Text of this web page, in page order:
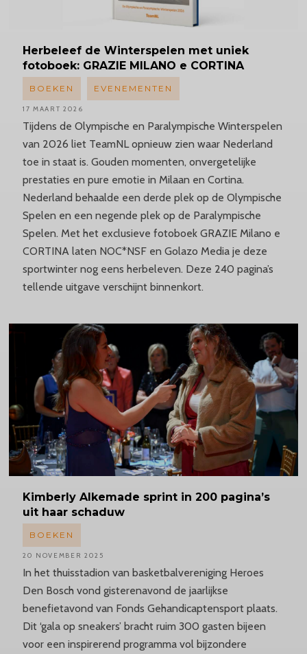
Herbeleef de Winterspelen met uniek
fotoboek: GRAZIE MILANO e CORTINA
Tijdens de Olympische en Paralympische Winterspelen
van 2026 liet TeamNL opnieuw zien waar Nederland
toe in staat is. Gouden momenten, onvergetelijke
prestaties en pure emotie in Milaan en Cortina.
Nederland behaalde een derde plek op de Olympische
Spelen en een negende plek op de Paralympische
Spelen. Met het exclusieve fotoboek GRAZIE Milano e
CORTINA laten NOC*NSF en Golazo Media je deze
sportwinter nog eens herbeleven. Deze 240 pagina’s
tellende uitgave verschijnt binnenkort.
BOEKEN EVENEMENTEN
17 MAART 2026
Kimberly Alkemade sprint in 200 pagina’s
uit haar schaduw
In het thuisstadion van basketbalvereniging Heroes
Den Bosch vond gisterenavond de jaarlijkse
benefietavond van Fonds Gehandicaptensport plaats.
Dit ‘gala op sneakers’ bracht ruim 300 gasten bijeen
voor een inspirerend programma vol bijzondere
BOEKEN
20 NOVEMBER 2025